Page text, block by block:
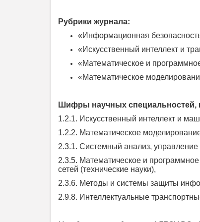
Рубрики журнала:
«Информационная
«Искусственный интеллект и
«Математическое и
«Математическое
Шифры научных специальностей,
1.2.1. Искусственный интеллект и
1.2.2. Математическое
2.3.1. Системный анализ, управление
2.3.5. Математическое и
сетей (технические науки),
2.3.6. Методы и системы защиты
2.9.8. Интеллектуальные